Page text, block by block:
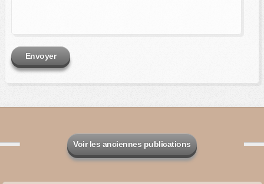
Envoyer
Voir les anciennes publications